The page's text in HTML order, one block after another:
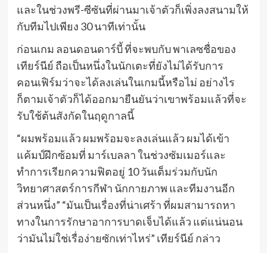
และในช่วงพรี-ซีซันที่ผ่านมาเจ้าตัวก็เพิ่งลงสนามให้
กับทีมไปเพียง 30 นาทีเท่านั้น
ก่อนเกม ลอนดอนดาร์บี้ ที่จะพบกับ พาเลซชื่อของ
เทียร์นีย์ ถือเป็นหนึ่งในนักเตะที่ยังไม่ได้รับการ
คอนเฟิร์มว่าจะได้ลงเล่นในเกมนี้หรือไม่ อย่างไร
ก็ตามเจ้าตัวก็ได้ออกมายืนยันว่าเขาพร้อมแล้วที่จะ
รับใช้ต้นสังกัดในฤดูกาลนี้
“ผมพร้อมแล้ว ผมพร้อมจะลงเล่นแล้ว ผมได้เข้า
แค้มป์ฝึกซ้อมที่ มาร์เบลลา ในช่วงซัมเมอร์และ
ทำการเรียกความฟิตอยู่ 10 วันเต็มร่วมกับนัก
วิทยาศาสตร์การกีฬา นักกายภาพ และทีมงานอีก
ส่วนหนึ่ง” “มันเป็นเรื่องที่น่าเศร้า ที่ผมสามารถหา
ทางในการรักษาอาการบาดเจ็บได้แล้ว แต่แน่นอน
ว่ามันไม่ใช่เรื่อง่ายซักเท่าไหร่” เทียร์นีย์ กล่าว